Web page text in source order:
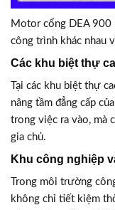
Motor cổng DEA 900
công trình khác nhau
Các khu biệt thự
Tại các khu biệt thự
nâng tầm đẳng cấp
trong việc ra vào, mà
gia chủ.
Khu công nghiệp
Trong môi trường
không chỉ tiết kiệm